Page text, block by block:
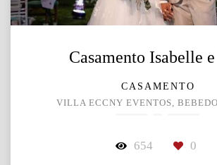
Casamento Isabelle
CASAMENTO
VILLA ECCNY EVENTOS,
654 0